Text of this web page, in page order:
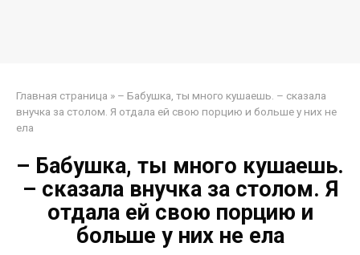
Главная страница » – Бабушка, ты много кушаешь. – сказала
внучка за столом. Я отдала ей свою порцию и больше у них не
ела
– Бабушка, ты много кушаешь.
– сказала внучка за столом. Я
отдала ей свою порцию и
больше у них не ела